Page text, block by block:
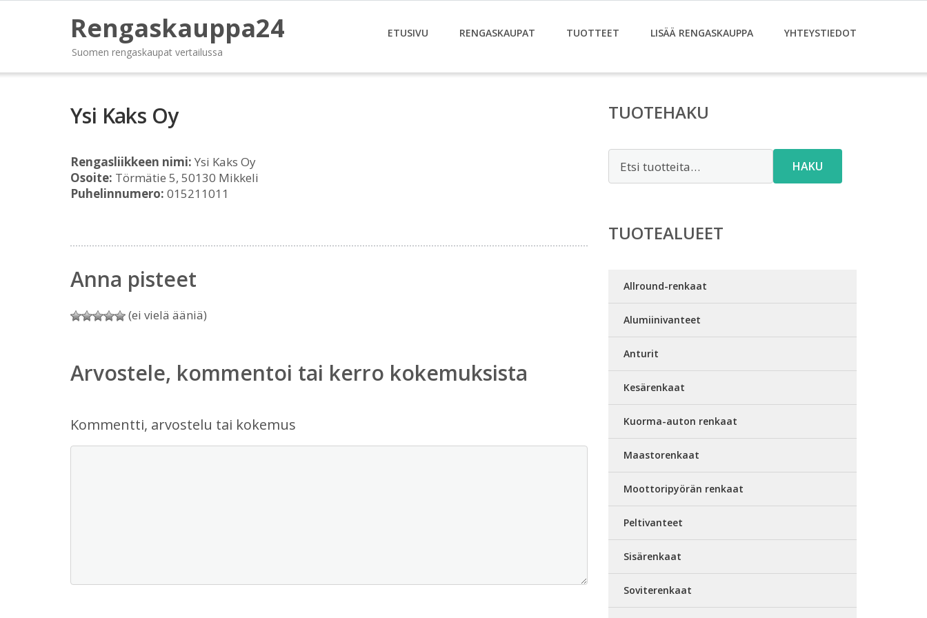
Rengaskauppa24
Suomen rengaskaupat vertailussa
ETUSIVU RENGASKAUPAT TUOTTEET LISÄÄ RENGASKAUPPA YHTEYSTIEDOT
Ysi Kaks Oy
Rengasliikkeen nimi: Ysi Kaks Oy
Osoite: Törmätie 5, 50130 Mikkeli
Puhelinnumero: 015211011
Anna pisteet
(ei vielä ääniä)
Arvostele, kommentoi tai kerro kokemuksista
Kommentti, arvostelu tai kokemus
TUOTEHAKU
HAKU
TUOTEALUEET
Allround-renkaat
Alumiinivanteet
Anturit
Kesärenkaat
Kuorma-auton renkaat
Maastorenkaat
Moottoripyörän renkaat
Peltivanteet
Sisärenkaat
Soviterenkaat